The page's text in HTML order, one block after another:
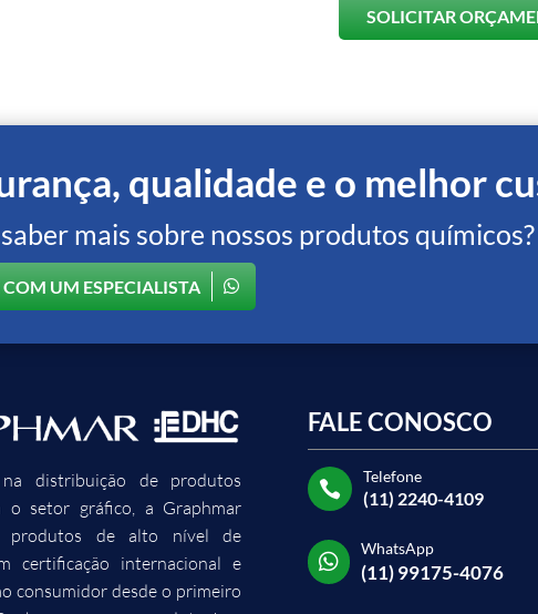
SOLICITAR
qualidade e o melhor
mais sobre nossos produtos químicos?
COM UM ESPECIALISTA
na distribuição de produtos
o setor gráfico, a Graphmar
produtos de alto nível de
certificação internacional e
consumidor desde o primeiro
FALE CONOSCO

Telefone
(11) 2240-4109

WhatsApp
(11) 99175-4076